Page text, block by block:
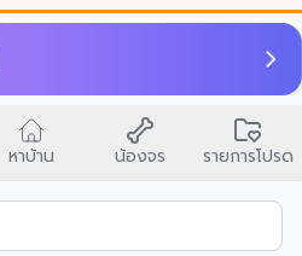
หาบ้าน น้องจร รายการโปรด